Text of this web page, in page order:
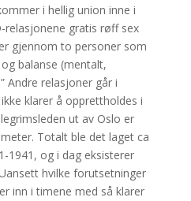
i hellig union inne i
relasjonene gratis røff sex
gjennom to personer som
balanse (mentalt,
Andre relasjoner går i
klarer å opprettholdes i
ut av Oslo er
Totalt ble det laget ca
1941, og i dag eksisterer
hvilke forutsetninger
inn i timene med så klarer